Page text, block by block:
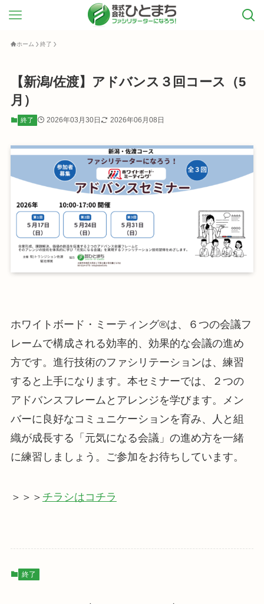
ホーム 終了
【新潟/佐渡】アドバンス３回コース（5
月）
終了 2026年03月30日 2026年06月08日
ホワイトボード・ミーティング®は、６つの会議フ
レームで構成される効率的、効果的な会議の進め
方です。進行技術のファシリテーションは、練習
すると上手になります。本セミナーでは、２つの
アドバンスフレームとアレンジを学びます。メン
バーに良好なコミュニケーションを育み、人と組
織が成長する「元気になる会議」の進め方を一緒
に練習しましょう。ご参加をお待ちしています。
＞＞＞ チラシはコチラ
終了